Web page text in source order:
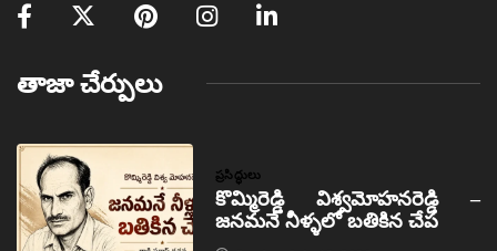
తాజా చేర్పులు
ప్రసిద్ధులు
కొమ్మిరెడ్డి విశ్వమోహనరెడ్డి –
జనమనే నీళ్ళలో బతికిన చేప